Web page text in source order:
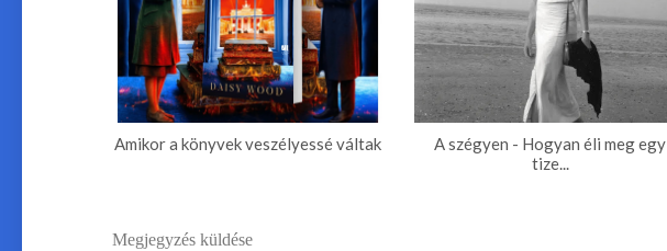
Amikor a könyvek veszélyessé váltak
A szégyen - Hogyan éli meg egy
tize...
Megjegyzés küldése